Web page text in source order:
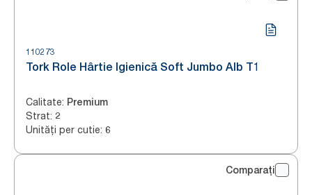
110273
Tork Role Hârtie Igienică Soft Jumbo Alb T1
Calitate: Premium
Strat: 2
Unități per cutie: 6
Comparați